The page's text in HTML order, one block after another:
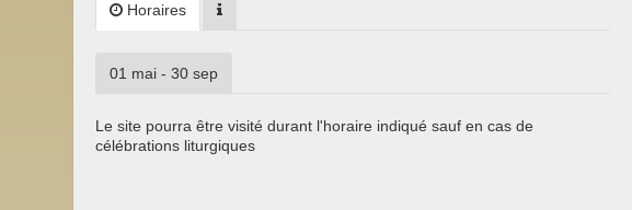
Horaires
01 mai - 30 sep
Le site pourra être visité durant l'horaire indiqué sauf en cas de
célébrations liturgiques